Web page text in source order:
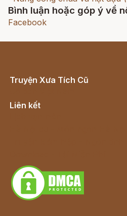
Bình luận hoặc góp ý về
Facebook
Truyện Xưa Tích Cũ
Liên kết